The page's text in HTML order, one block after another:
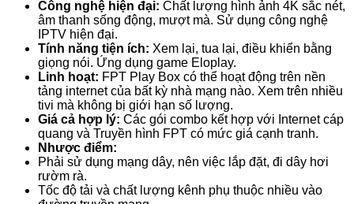
Công nghệ hiện đại: Chất lượng hình ảnh 4K sắc nét,
âm thanh sống động, mượt mà. Sử dụng công nghệ
IPTV hiện đại.
Tính năng tiện ích: Xem lại, tua lại, điều khiển bằng
giọng nói. Ứng dụng game Eloplay.
Linh hoạt: FPT Play Box có thể hoạt động trên nền
tảng internet của bất kỳ nhà mạng nào. Xem trên nhiều
tivi mà không bị giới hạn số lượng.
Giá cả hợp lý: Các gói combo kết hợp với Internet cáp
quang và Truyền hình FPT có mức giá cạnh tranh.
Nhược điểm:
Phải sử dụng mạng dây, nên việc lắp đặt, đi dây hơi
rườm rà.
Tốc độ tải và chất lượng kênh phụ thuộc nhiều vào